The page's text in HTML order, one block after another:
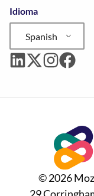
Idioma
Spanish
© 2026